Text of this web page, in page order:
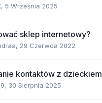
, 5 Września 2025
sklep internetowy?
29 Czerwca 2022
kontaktów z dzieckiem
, 30 Sierpnia 2025